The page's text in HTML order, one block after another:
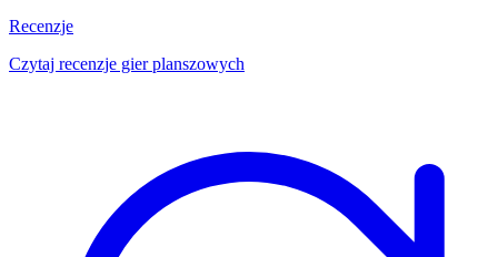
Recenzje
Czytaj recenzje gier planszowych